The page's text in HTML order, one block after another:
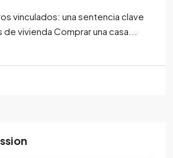
vinculados: una sentencia clave
vivienda Comprar una casa...